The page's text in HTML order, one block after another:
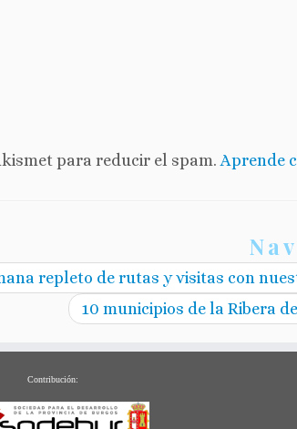
para reducir el spam. Aprende
repleto de rutas y visitas con
10 municipios de la Ribera
Contribución: